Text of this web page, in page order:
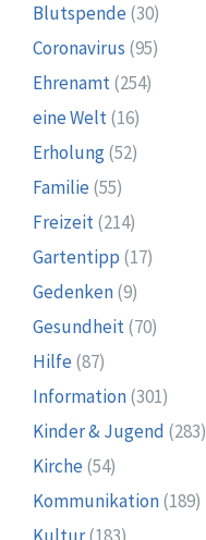
Blutspende (30)
Coronavirus (95)
Ehrenamt(254)
eine Welt(16)
Erholung(52)
Familie (55)
Freizeit(214)
Gartentipp (17)
Gedenken(9)
Gesundheit(70)
Hilfe (87)
Information(301)
Kinder & Jugend (283)
Kirche (54)
Kommunikation(189)